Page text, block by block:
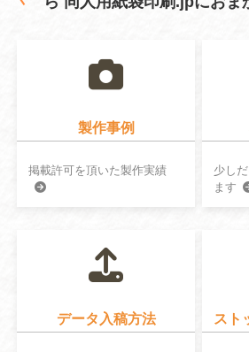
製作事例
掲載許可を頂いた製作実績
少し
ます
データ入稿方法 スト